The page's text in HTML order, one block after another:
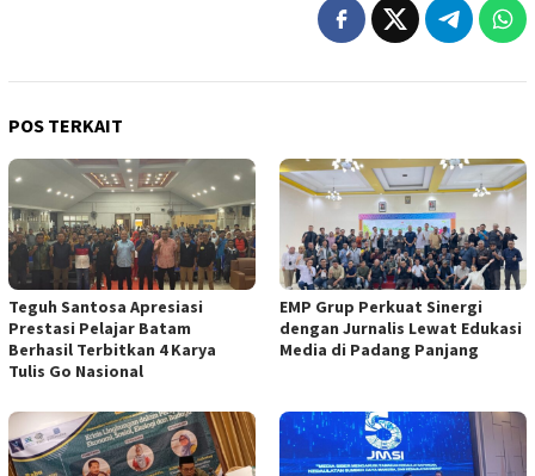
POS TERKAIT
Teguh Santosa Apresiasi
Prestasi Pelajar Batam
Berhasil Terbitkan 4 Karya
Tulis Go Nasional
EMP Grup Perkuat Sinergi
dengan Jurnalis Lewat Edukasi
Media di Padang Panjang